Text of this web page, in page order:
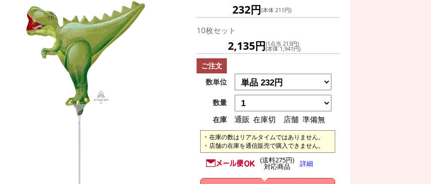
232円(本体 211円)
10枚セット
2,135円(1点当 213円)
(本体 1,941円)
ご注文
数単位
数量
在庫
通販 在庫切 店舗 準備無
在庫の数はリアルタイムではありません。
店舗の在庫を通信販売で購入できません。
(送料275円)
対応商品 詳細